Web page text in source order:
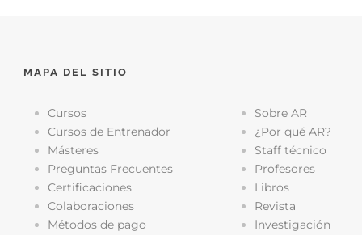
MAPA DEL SITIO
Cursos
Cursos de Entrenador
Másteres
Preguntas Frecuentes
Certificaciones
Colaboraciones
Métodos de pago
Sobre AR
¿Por qué AR?
Staff técnico
Profesores
Libros
Revista
Investigación